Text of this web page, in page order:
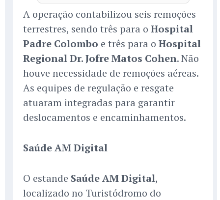
A operação contabilizou seis remoções
terrestres, sendo três para o Hospital
Padre Colombo e três para o Hospital
Regional Dr. Jofre Matos Cohen. Não
houve necessidade de remoções aéreas.
As equipes de regulação e resgate
atuaram integradas para garantir
deslocamentos e encaminhamentos.
Saúde AM Digital
O estande Saúde AM Digital,
localizado no Turistódromo do